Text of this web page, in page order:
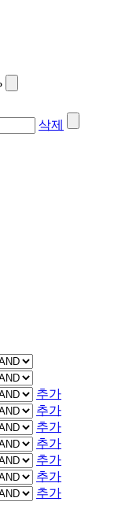
삭제
추가
추가
추가
추가
추가
추가
추가